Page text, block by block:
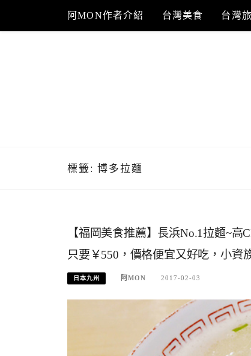
content
阿MON作者介紹 台灣美食 台灣
標籤: 博多拉麵
【福岡美食推薦】長浜No.1拉麵~
只要￥550，價格便宜又好吃，小資
日本九州 阿MON 2017-02-03